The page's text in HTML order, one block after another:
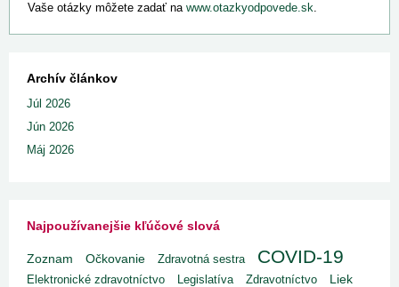
Vaše otázky môžete zadať na www.otazkyodpovede.sk.
Archív článkov
Júl 2026
Jún 2026
Máj 2026
Najpoužívanejšie kľúčové slová
Zoznam Očkovanie Zdravotná sestra COVID-19
Elektronické zdravotníctvo Legislatíva Zdravotníctvo Liek